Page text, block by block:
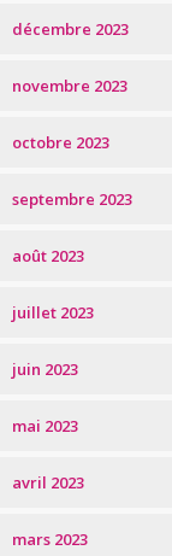
décembre 2023
novembre 2023
octobre 2023
septembre 2023
août 2023
juillet 2023
juin 2023
mai 2023
avril 2023
mars 2023